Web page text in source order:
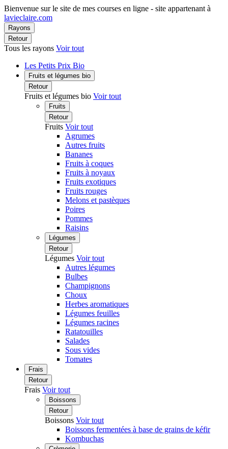
Bienvenue sur le site de mes courses en ligne - site appartenant à
lavieclaire.com
Rayons
Retour
Tous les rayons Voir tout
Les Petits Prix Bio
Fruits et légumes bio
Retour
Fruits et légumes bio Voir tout
Fruits
Retour
Fruits Voir tout
Agrumes
Autres fruits
Bananes
Fruits à coques
Fruits à noyaux
Fruits exotiques
Fruits rouges
Melons et pastèques
Poires
Pommes
Raisins
Légumes
Retour
Légumes Voir tout
Autres légumes
Bulbes
Champignons
Choux
Herbes aromatiques
Légumes feuilles
Légumes racines
Ratatouilles
Salades
Sous vides
Tomates
Frais
Retour
Frais Voir tout
Boissons
Retour
Boissons Voir tout
Boissons fermentées à base de grains de kéfir
Kombuchas